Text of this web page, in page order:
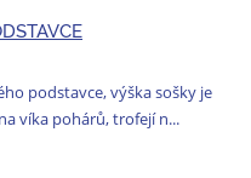
podstavce, výška sošky je
víka pohárů, trofejí n...